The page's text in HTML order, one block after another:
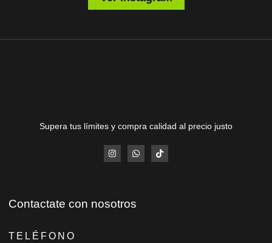
Supera tus límites y compra calidad al precio justo
Contactate con nosotros
TELÉFONO